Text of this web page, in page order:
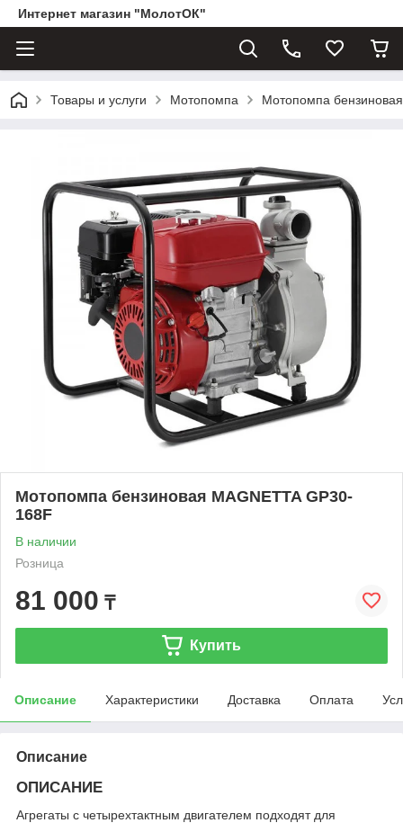
Интернет магазин "МолотОК"
Товары и услуги Мотопомпа Мотопомпа
Мотопомпа бензиновая MAGNETTA GP30-
168F
В наличии
Розница
81 000 ₸
Купить
Описание Характеристики Доставка Оплата
Описание
ОПИСАНИЕ
Агрегаты с четырехтактным двигателем подходят для